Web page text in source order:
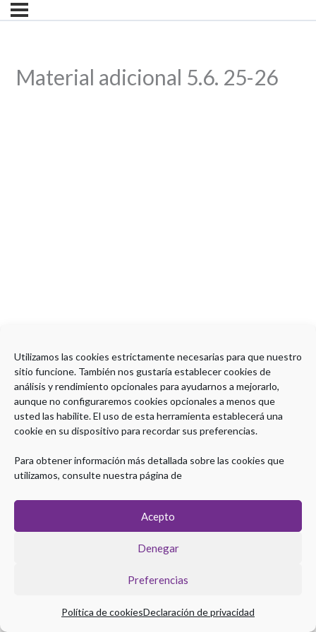
Utilizamos las cookies estrictamente necesarias para que nuestro
sitio funcione. También nos gustaría establecer cookies de
análisis y rendimiento opcionales para ayudarnos a mejorarlo,
aunque no configuraremos cookies opcionales a menos que
usted las habilite. El uso de esta herramienta establecerá una
cookie en su dispositivo para recordar sus preferencias.
Para obtener información más detallada sobre las cookies que
utilizamos, consulte nuestra página de
Acepto
Denegar
Preferencias
Política de cookiesDeclaración de privacidad
Material adicional 5.6. 25-26